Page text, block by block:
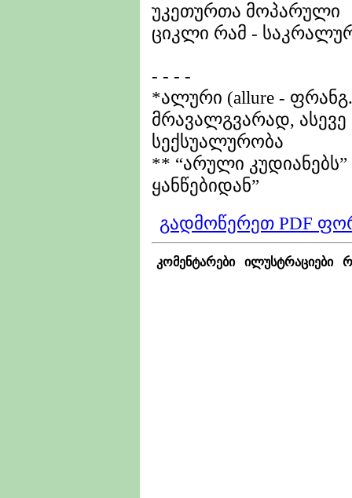
უკეთურთა მოპარული
ციკლი რამ -
- - - -
*ალური (allure -
მრავალგვარად,
სექსუალურობა
** “არული
ყანწებიდან”
გადმოწერეთ PDF
კომენტარები ილუსტრაციები